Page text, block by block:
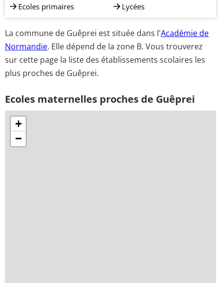
Ecoles primaires
Lycées
La commune de Guêprei est située dans l'Académie de
Normandie. Elle dépend de la zone B. Vous trouverez
sur cette page la liste des établissements scolaires les
plus proches de Guêprei.
Ecoles maternelles proches de Guêprei
+
−